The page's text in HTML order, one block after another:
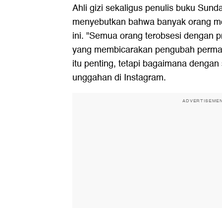
Ahli gizi sekaligus penulis buku
menyebutkan bahwa banyak orang
ini. "Semua orang terobsesi dengan
yang membicarakan pengubah
itu penting, tetapi bagaimana
unggahan di Instagram.